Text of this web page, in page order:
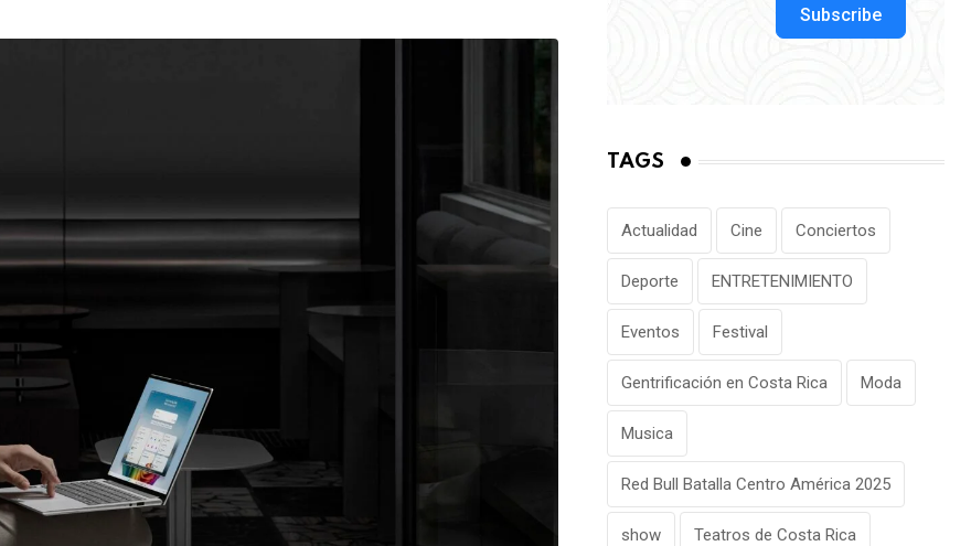
Email
Subscribe
TAGS
Actualidad Cine Conciertos
Deporte ENTRETENIMIENTO
Eventos Festival
Gentrificación en Costa Rica Moda
Musica
Red Bull Batalla Centro América 2025
show Teatros de Costa Rica